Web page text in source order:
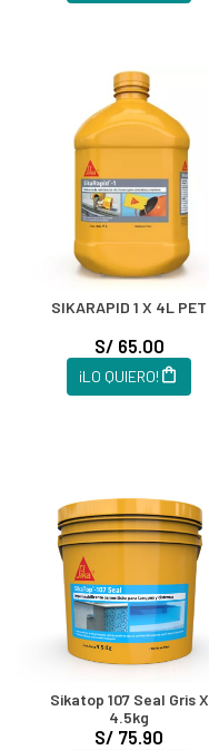
SIKARAPID 1 X 4L PET
S/ 65.00
¡LO QUIERO!
Sikatop 107 Seal Gris X
4.5kg
S/ 75.90